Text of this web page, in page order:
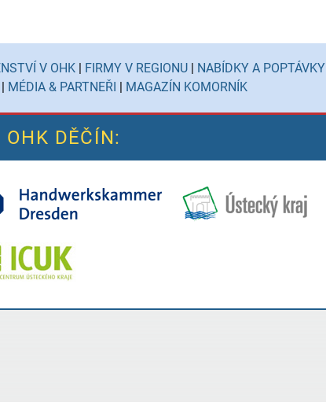
V OHK | FIRMY V REGIONU | NABÍDKY A POPTÁVKY
| MÉDIA & PARTNEŘI | MAGAZÍN KOMORNÍK
OHK DĚČÍN: